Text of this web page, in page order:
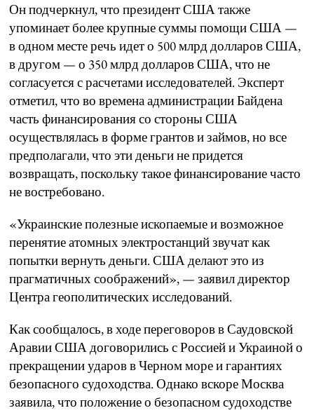
Он подчеркнул, что президент США также
упоминает более крупные суммы помощи США —
в одном месте речь идет о 500 млрд долларов США,
в другом — о 350 млрд долларов США, что не
согласуется с расчетами исследователей. Эксперт
отметил, что во времена администрации Байдена
часть финансирования со стороны США
осуществлялась в форме грантов и займов, но все
предполагали, что эти деньги не придется
возвращать, поскольку такое финансирование часто
не востребовано.
«Украинские полезные ископаемые и возможное
перенятие атомных электростанций звучат как
попытки вернуть деньги. США делают это из
прагматичных соображений», — заявил директор
Центра геополитических исследований.
Как сообщалось, в ходе переговоров в Саудовской
Аравии США договорились с Россией и Украиной о
прекращении ударов в Черном море и гарантиях
безопасного судоходства. Однако вскоре Москва
заявила, что положение о безопасном судоходстве